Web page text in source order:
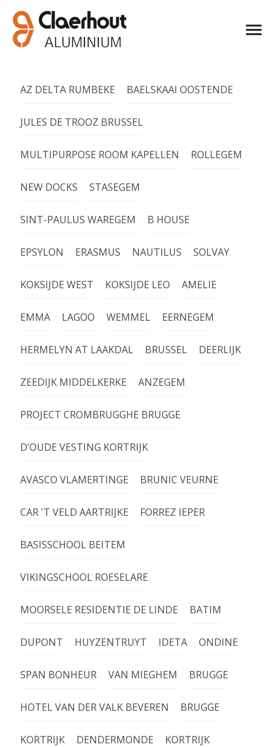
AZ DELTA RUMBEKE BAELSKAAI OOSTENDE
JULES DE TROOZ BRUSSEL
MULTIPURPOSE ROOM KAPELLEN ROLLEGEM
NEW DOCKS STASEGEM
SINT-PAULUS WAREGEM B HOUSE
EPSYLON ERASMUS NAUTILUS SOLVAY
KOKSIJDE WEST KOKSIJDE LEO AMELIE
EMMA LAGOO WEMMEL EERNEGEM
HERMELYN AT LAAKDAL BRUSSEL DEERLIJK
ZEEDIJK MIDDELKERKE ANZEGEM
PROJECT CROMBRUGGHE BRUGGE
D’OUDE VESTING KORTRIJK
AVASCO VLAMERTINGE BRUNIC VEURNE
CAR 'T VELD AARTRIJKE FORREZ IEPER
BASISSCHOOL BEITEM
VIKINGSCHOOL ROESELARE
MOORSELE RESIDENTIE DE LINDE BATIM
DUPONT HUYZENTRUYT IDETA ONDINE
SPAN BONHEUR VAN MIEGHEM BRUGGE
HOTEL VAN DER VALK BEVEREN BRUGGE
KORTRIJK DENDERMONDE KORTRIJK